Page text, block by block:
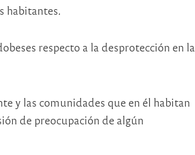
habitantes.
respecto a la desprotección en la
y las comunidades que en él habitan
de preocupación de algún